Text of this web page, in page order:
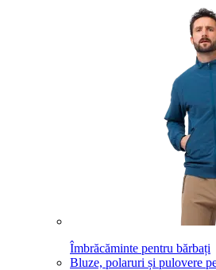
Îmbrăcăminte pentru bărbați
Bluze, polaruri și pulovere